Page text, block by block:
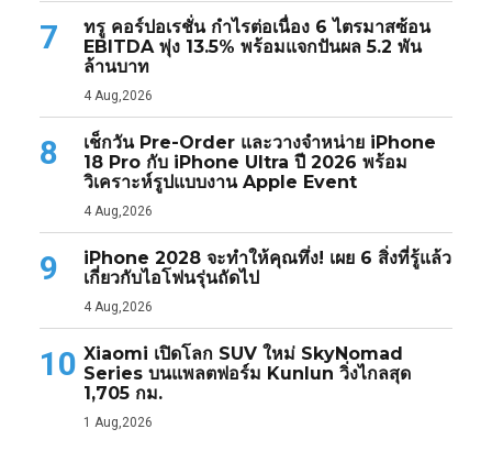
7
ทรู คอร์ปอเรชั่น กำไรต่อเนื่อง 6 ไตรมาสซ้อน
EBITDA พุ่ง 13.5% พร้อมแจกปันผล 5.2 พัน
ล้านบาท
4 Aug,2026
8
เช็กวัน Pre-Order และวางจำหน่าย iPhone
18 Pro กับ iPhone Ultra ปี 2026 พร้อม
วิเคราะห์รูปแบบงาน Apple Event
4 Aug,2026
9
iPhone 2028 จะทำให้คุณทึ่ง! เผย 6 สิ่งที่รู้แล้ว
เกี่ยวกับไอโฟนรุ่นถัดไป
4 Aug,2026
10 Xiaomi เปิดโลก SUV ใหม่ SkyNomad
Series บนแพลตฟอร์ม Kunlun วิ่งไกลสุด
1,705 กม.
1 Aug,2026